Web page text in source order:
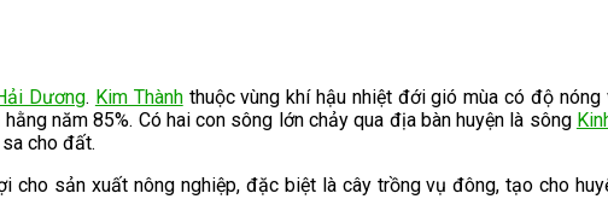
Dương. Kim Thànhthuộc vùng khí hậu nhiệt đới gió mùa có độ
năm 85%. Có hai con sông lớn chảy qua địa bàn huyện là sông
cho đất.
cho sản xuất nông nghiệp, đặc biệt là cây trồng vụ đông, tạo cho